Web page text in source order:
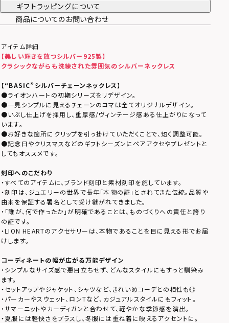
ギフトラッピングについて
商品についてのお問い合わせ
アイテム詳細
【美しい輝きを放つシルバー925製】
クラシックながらも洗練された雰囲気のシルバーネックレス
【“BASIC”シルバーチェーンネックレス】
●ライオンハートの初期シリーズをリデザイン。
●一見シンプルに見えるチェーンのコマは全てオリジナルデザイン。
●いぶし仕上げを採用し、重厚感/ヴィンテージ感ある仕上がりになって
います。
●お好きな箇所にクリップを引っ掛けていただくことで、短く調整可能。
●記念日やクリスマスなどのギフトシーズンにペアアクセやプレゼントと
してもオススメです。
刻印へのこだわり
・すべてのアイテムに、ブランド刻印と素材刻印を施しています。
・刻印は、ジュエリーの世界で長年「本物の証」とされてきた伝統。品質や
由来を保証する署名として受け継がれてきました。
・「誰が、何で作ったか」が明確であることは、ものづくりへの責任と誇り
の証です。
・LION HEARTのアクセサリーは、本物であることを目に見える形でお届
けします。
コーディネートの幅が広がる万能デザイン
・シンプルなサイズ感で悪目立ちせず、どんなスタイルにもすっと馴染み
ます。
・セットアップやジャケット、シャツなど、きれいめコーデとの相性も◎
・パーカーやスウェット、ロンTなど、カジュアルスタイルにもフィット。
・サマーニットやカーディガンと合わせて、軽やかな季節感を演出。
・夏服には軽快さをプラスし、冬服には重ね着に映えるアクセントに。